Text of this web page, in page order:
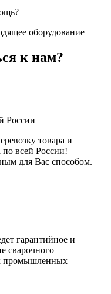
оборудование
к нам?
России
товара и
по всей России!
для Вас способом.
гарантийное и
сварочного
промышленных